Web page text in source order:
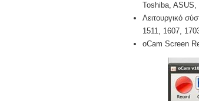
Toshiba, ASUS,
Λειτουργικό
1511, 1607,
oCam Screen